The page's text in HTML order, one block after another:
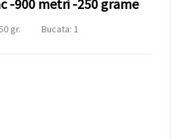
-900 metri -250 grame
gr.
Bucata: 1